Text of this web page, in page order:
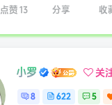
点赞 13 分享 收
小罗 关
8 622 5